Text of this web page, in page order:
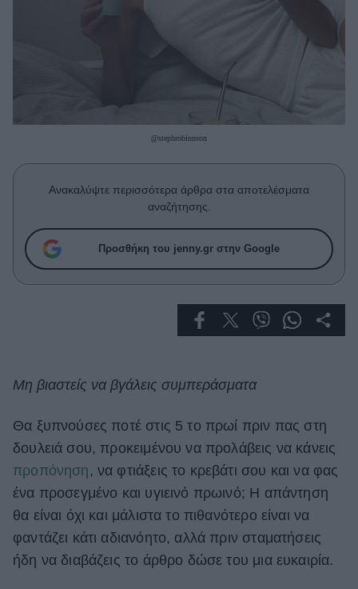
Πρόσωπα
Celebrities
Συνεντεύξεις
True Stories
Ask the Guru
Success Stories
Cooking
Green
Αφιερώματα
ΒΟΞ
@stephrobinnson
Ανακαλύψτε περισσότερα άρθρα στα αποτελέσματα
αναζήτησης.
Προσθήκη του jenny.gr στην Google
Μη βιαστείς να βγάλεις συμπεράσματα
Θα ξυπνούσες ποτέ στις 5 το πρωί πριν πας στη
δουλειά σου, προκειμένου να προλάβεις να κάνεις
προπόνηση , να φτιάξεις το κρεβάτι σου και να φας
ένα προσεγμένο και υγιεινό πρωινό; Η απάντηση
θα είναι όχι και μάλιστα το πιθανότερο είναι να
φαντάζει κάτι αδιανόητο, αλλά πριν σταματήσεις
ήδη να διαβάζεις το άρθρο δώσε του μια ευκαιρία.